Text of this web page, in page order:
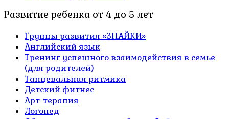
Развитие ребенка от 4 до 5 лет
Группы развития «ЗНАЙКИ»
Английский язык
Тренинг успешного взаимодействия в семье
(для родителей)
Танцевальная ритмика
Детский фитнес
Арт-терапия
Логопед